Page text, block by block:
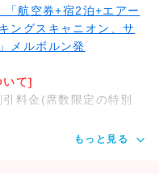
航空券+宿2泊+エアー
ングスキャニオン、サ
メルボルン発
いて]
料金(席数限定の特別
もっと見る